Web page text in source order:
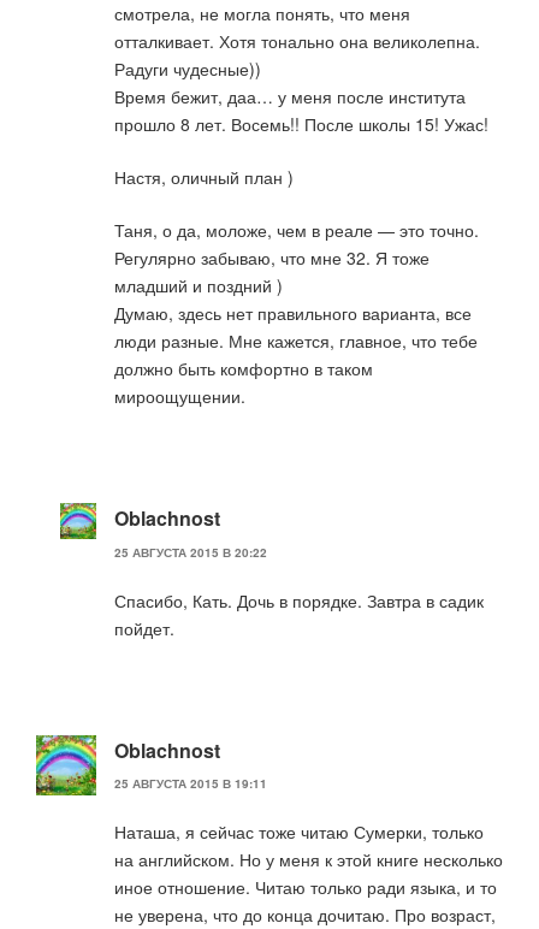
смотрела, не могла понять, что меня
отталкивает. Хотя тонально она великолепна.
Радуги чудесные))
Время бежит, даа… у меня после института
прошло 8 лет. Восемь!! После школы 15! Ужас!
Настя, оличный план )
Таня, о да, моложе, чем в реале — это точно.
Регулярно забываю, что мне 32. Я тоже
младший и поздний )
Думаю, здесь нет правильного варианта, все
люди разные. Мне кажется, главное, что тебе
должно быть комфортно в таком
мироощущении.
Oblachnost
25 АВГУСТА 2015 В 20:22
Спасибо, Кать. Дочь в порядке. Завтра в садик
пойдет.
Oblachnost
25 АВГУСТА 2015 В 19:11
Наташа, я сейчас тоже читаю Сумерки, только
на английском. Но у меня к этой книге несколько
иное отношение. Читаю только ради языка, и то
не уверена, что до конца дочитаю. Про возраст,